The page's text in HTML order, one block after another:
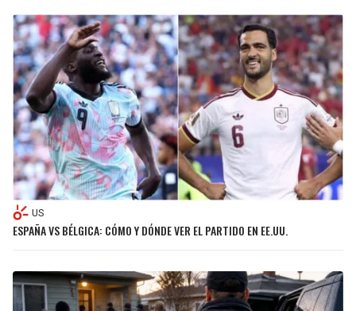
US
ESPAÑA VS BÉLGICA: CÓMO Y DÓNDE VER EL PARTIDO EN EE.UU.